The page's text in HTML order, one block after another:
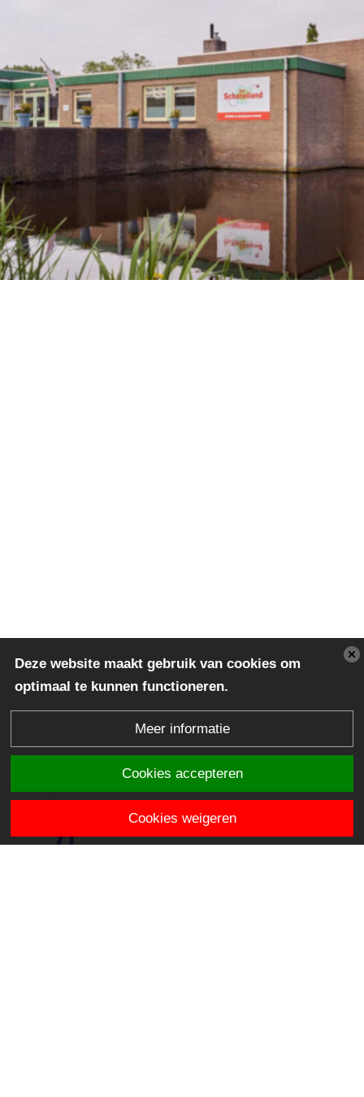
Deze website maakt gebruik van cookies om
optimaal te kunnen functioneren.
Meer informatie
Cookies accepteren
Cookies weigeren